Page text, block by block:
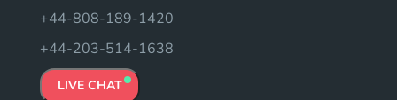
+44-808-189-1420
+44-203-514-1638
LIVE CHAT